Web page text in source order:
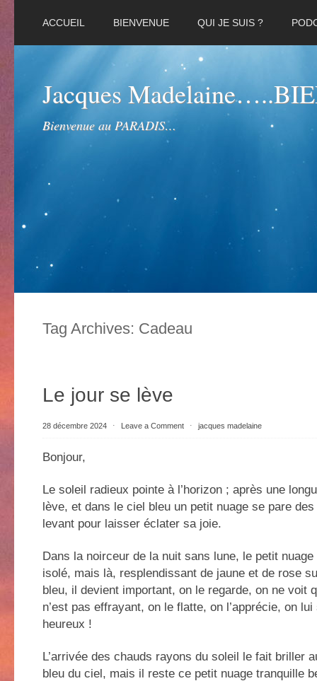
ACCUEIL BIENVENUE QUI JE SUIS ?
Jacques
Bienvenue au PARADIS…
Tag Archives: Cadeau
Le jour se lève
28 décembre 2024 ⋅ Leave a Comment ⋅ jacques madelaine
Bonjour,
Le soleil radieux pointe à l’horizon ; après une
lève, et dans le ciel bleu un petit nuage se pare
levant pour laisser éclater sa joie.
Dans la noirceur de la nuit sans lune, le petit
isolé, mais là, resplendissant de jaune et de rose
bleu, il devient important, on le regarde, on ne voit
n’est pas effrayant, on le flatte, on l’apprécie, on
heureux !
L’arrivée des chauds rayons du soleil le fait briller
bleu du ciel, mais il reste ce petit nuage tranquille